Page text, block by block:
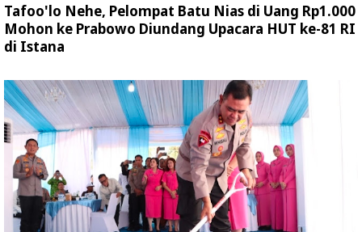
Tafoo'lo Nehe, Pelompat Batu Nias di Uang Rp1.000
Mohon ke Prabowo Diundang Upacara HUT ke-81 RI
di Istana